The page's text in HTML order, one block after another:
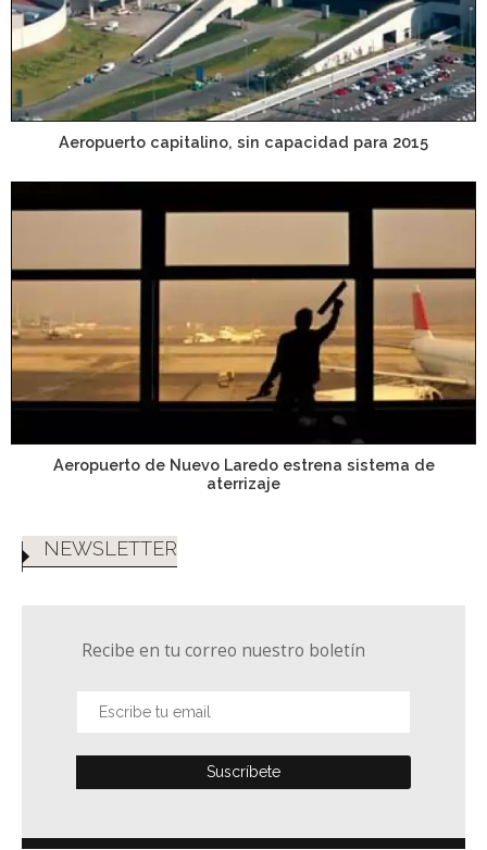
Aeropuerto capitalino, sin capacidad para 2015
Aeropuerto de Nuevo Laredo estrena sistema de
aterrizaje
NEWSLETTER
Recibe en tu correo nuestro boletín